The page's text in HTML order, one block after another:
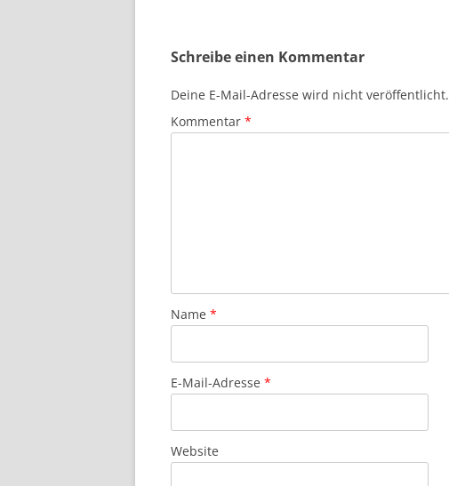
Schreibe einen Kommentar
Deine E-Mail-Adresse wird nicht veröffentlicht.
Kommentar *
Name *
E-Mail-Adresse *
Website